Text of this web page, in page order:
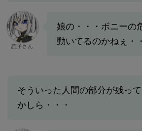
読子さん
娘の・・・ボニーの
動いてるのかねぇ・
そういった人間の部分が残っ
かしら・・・